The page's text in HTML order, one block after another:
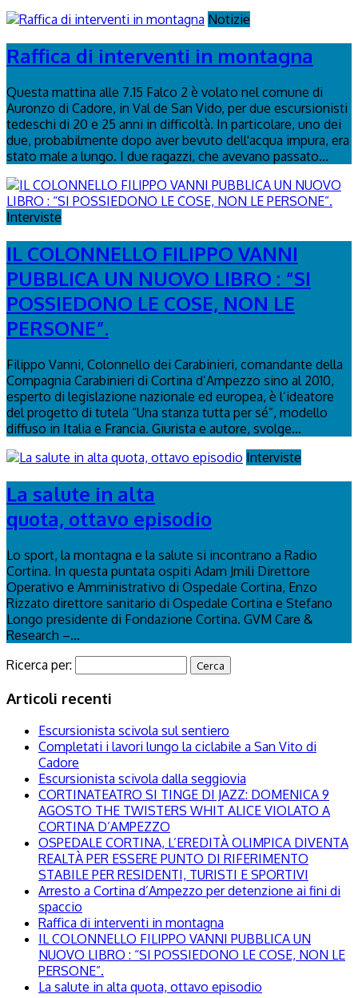
Notizie
Raffica di interventi in montagna
Questa mattina alle 7.15 Falco 2 è volato nel comune di
Auronzo di Cadore, in Val de San Vido, per due escursionisti
tedeschi di 20 e 25 anni in difficoltà. In particolare, uno dei
due, probabilmente dopo aver bevuto dell'acqua impura, era
stato male a lungo. I due ragazzi, che avevano passato...
Interviste
IL COLONNELLO FILIPPO VANNI
PUBBLICA UN NUOVO LIBRO : “SI
POSSIEDONO LE COSE, NON LE
PERSONE”.
Filippo Vanni, Colonnello dei Carabinieri, comandante della
Compagnia Carabinieri di Cortina d’Ampezzo sino al 2010,
esperto di legislazione nazionale ed europea, è l’ideatore
del progetto di tutela “Una stanza tutta per sé”, modello
diffuso in Italia e Francia. Giurista e autore, svolge...
Interviste
La salute in alta
quota, ottavo episodio
Lo sport, la montagna e la salute si incontrano a Radio
Cortina. In questa puntata ospiti Adam Jmili Direttore
Operativo e Amministrativo di Ospedale Cortina, Enzo
Rizzato direttore sanitario di Ospedale Cortina e Stefano
Longo presidente di Fondazione Cortina. GVM Care &
Research –...
Ricerca per:
Articoli recenti
Escursionista scivola sul sentiero
Completati i lavori lungo la ciclabile a San Vito di
Cadore
Escursionista scivola dalla seggiovia
CORTINATEATRO SI TINGE DI JAZZ: DOMENICA 9
AGOSTO THE TWISTERS WHIT ALICE VIOLATO A
CORTINA D’AMPEZZO
OSPEDALE CORTINA, L’EREDITÀ OLIMPICA DIVENTA
REALTÀ PER ESSERE PUNTO DI RIFERIMENTO
STABILE PER RESIDENTI, TURISTI E SPORTIVI
Arresto a Cortina d’Ampezzo per detenzione ai fini di
spaccio
Raffica di interventi in montagna
IL COLONNELLO FILIPPO VANNI PUBBLICA UN
NUOVO LIBRO : “SI POSSIEDONO LE COSE, NON LE
PERSONE”.
La salute in alta quota, ottavo episodio